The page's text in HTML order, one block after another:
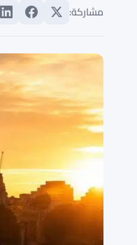
مشاركة: